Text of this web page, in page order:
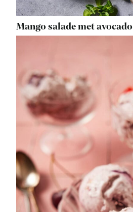
Mango salade met avocado